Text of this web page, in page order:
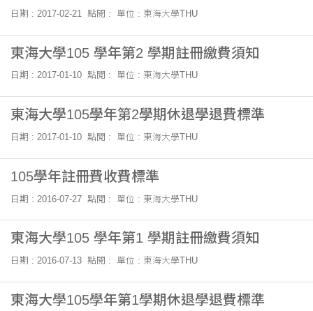
日期 : 2017-02-21 點閱 : 單位 : 東海大學THU
東海大學105 學年第2 學期註冊繳費須知
日期 : 2017-01-10 點閱 : 單位 : 東海大學THU
東海大學105學年第2學期休退學退費標準
日期 : 2017-01-10 點閱 : 單位 : 東海大學THU
105學年註冊費收費標準
日期 : 2016-07-27 點閱 : 單位 : 東海大學THU
東海大學105 學年第1 學期註冊繳費須知
日期 : 2016-07-13 點閱 : 單位 : 東海大學THU
東海大學105學年第1學期休退學退費標準